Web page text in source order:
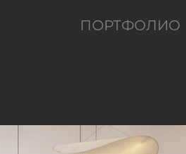
ПОРТФОЛИО